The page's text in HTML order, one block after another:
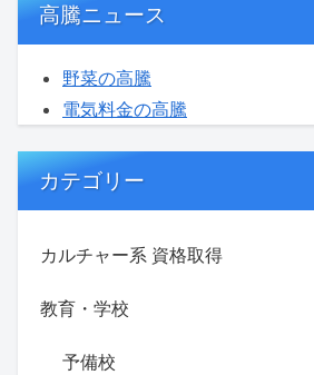
高騰ニュース
野菜の高騰
電気料金の高騰
カテゴリー
カルチャー系 資格取得
教育・学校
予備校